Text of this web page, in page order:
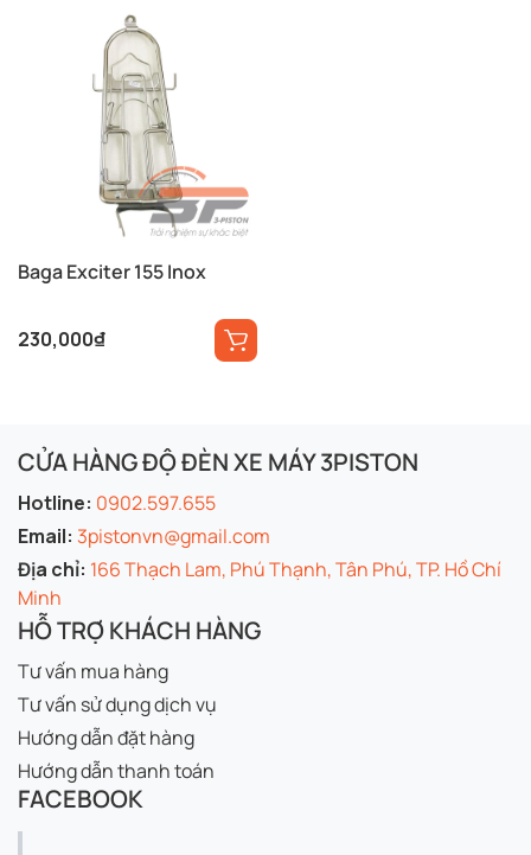
Baga Exciter 155 Inox
230,000₫
CỬA HÀNG ĐỘ ĐÈN XE MÁY 3PISTON
Hotline: 0902.597.655
Email: 3pistonvn@gmail.com
Địa chỉ: 166 Thạch Lam, Phú Thạnh, Tân Phú, TP. Hồ Chí
Minh
HỖ TRỢ KHÁCH HÀNG
Tư vấn mua hàng
Tư vấn sử dụng dịch vụ
Hướng dẫn đặt hàng
Hướng dẫn thanh toán
FACEBOOK